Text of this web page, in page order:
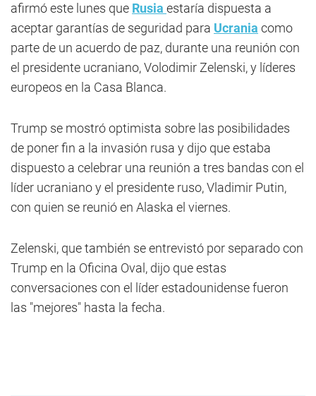
afirmó este lunes que Rusia estaría dispuesta a
aceptar garantías de seguridad para Ucrania como
parte de un acuerdo de paz, durante una reunión con
el presidente ucraniano, Volodimir Zelenski, y líderes
europeos en la Casa Blanca.
Trump se mostró optimista sobre las posibilidades
de poner fin a la invasión rusa y dijo que estaba
dispuesto a celebrar una reunión a tres bandas con el
líder ucraniano y el presidente ruso, Vladimir Putin,
con quien se reunió en Alaska el viernes.
Zelenski, que también se entrevistó por separado con
Trump en la Oficina Oval, dijo que estas
conversaciones con el líder estadounidense fueron
las "mejores" hasta la fecha.